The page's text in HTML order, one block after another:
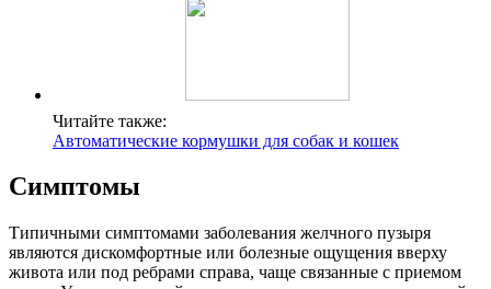
Читайте также:
Автоматические кормушки для собак и кошек
Симптомы
Типичными симптомами заболевания желчного пузыря
являются дискомфортные или болезные ощущения вверху
живота или под ребрами справа, чаще связанные с приемом